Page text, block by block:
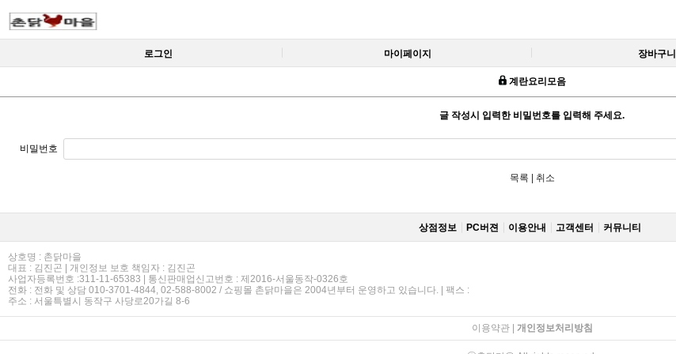
로그인 마이페이지 장바구니
계란요리모음
글 작성시 입력한 비밀번호를 입력해 주세요.
비밀번호
목록 취소
상점정보 PC버젼 이용안내 고객센터 커뮤니티
상호명 : 촌닭마을
대표 : 김진곤 | 개인정보 보호 책임자 : 김진곤
사업자등록번호 :311-11-65383 | 통신판매업신고번호 : 제2016-서울동작-0326호
전화 : 전화 및 상담 010-3701-4844, 02-588-8002 / 쇼핑몰 촌닭마을은 2004년부터 운영하고 있습니다. | 팩스 :
주소 : 서울특별시 동작구 사당로20가길 8-6
이용약관| 개인정보처리방침